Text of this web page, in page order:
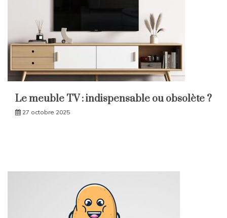
Le meuble TV : indispensable ou obsolète ?
27 octobre 2025